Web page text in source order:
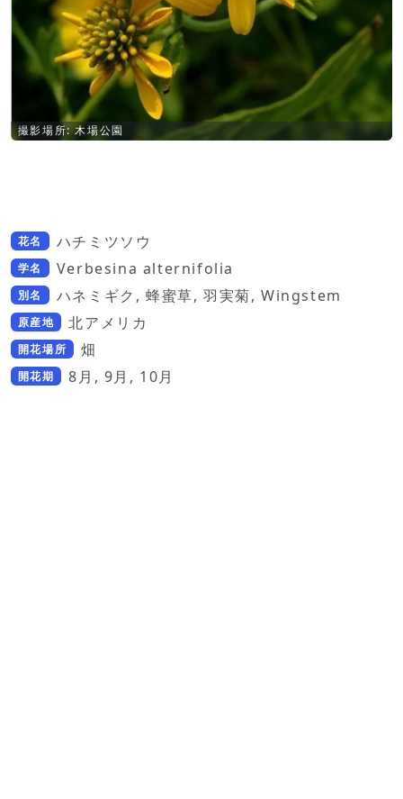
撮影場所: 木場公園
花名 ハチミツソウ
学名 Verbesina alternifolia
別名 ハネミギク, 蜂蜜草, 羽実菊, Wingstem
原産地 北アメリカ
開花場所 畑
開花期 8月, 9月, 10月